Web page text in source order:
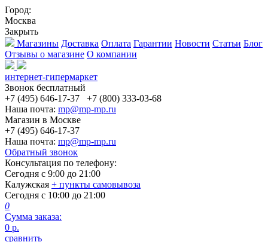
Город:
Москва
Закрыть
Магазины Доставка Оплата Гарантии Новости Статьи Блог
Отзывы о магазине О компании
интернет-гипермаркет
Звонок бесплатный
+7 (495) 646-17-37
+7 (800) 333-03-68
Наша почта: mp@mp-mp.ru
Магазин в Москве
+7 (495) 646-17-37
Наша почта: mp@mp-mp.ru
Обратный звонок
Консультация по телефону:
Сегодня с 9:00 до 21:00
Калужская + пункты самовывоза
Сегодня с 10:00 до 21:00
0
Сумма заказа:
0 р.
сравнить